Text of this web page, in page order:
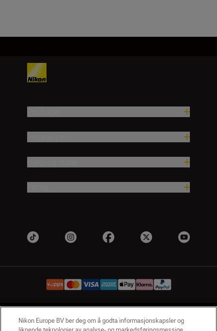
NO Nikon Sites
Nikon Europe BV ber deg om å godta informasjonskapsler og